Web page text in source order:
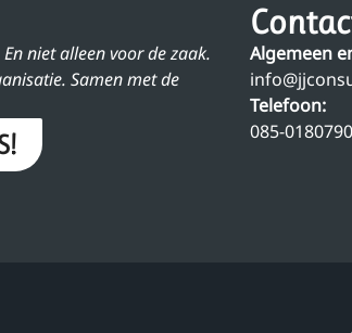
niet alleen voor de zaak.
Samen met de
Algemeen
Telefoon:
085-0180790